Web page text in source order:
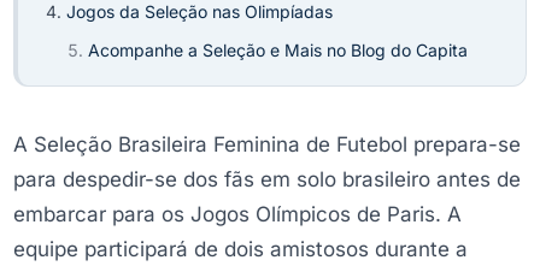
Jogos da Seleção nas Olimpíadas
Acompanhe a Seleção e Mais no Blog do Capita
A Seleção Brasileira Feminina de Futebol prepara-se
para despedir-se dos fãs em solo brasileiro antes de
embarcar para os Jogos Olímpicos de Paris. A
equipe participará de dois amistosos durante a